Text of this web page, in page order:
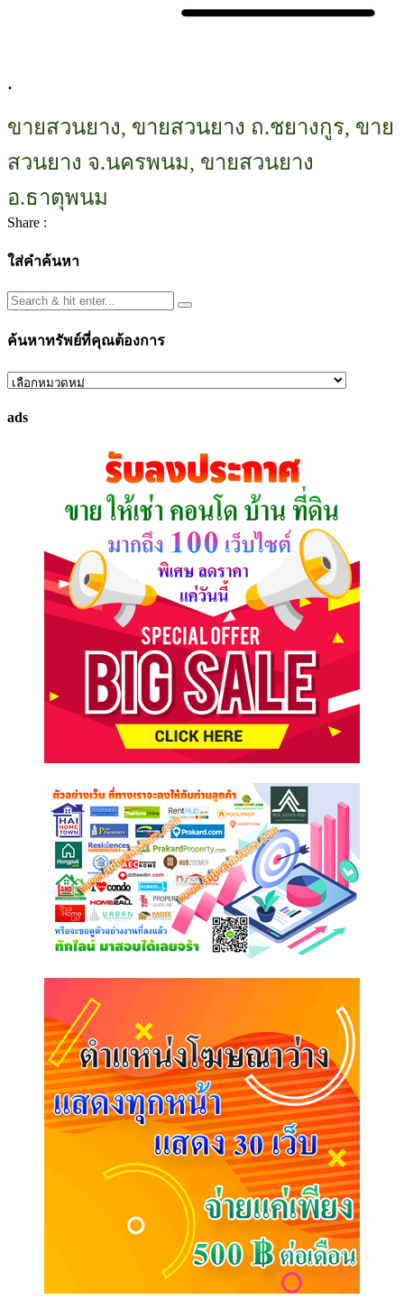
.
ขายสวนยาง, ขายสวนยาง ถ.ชยางกูร, ขาย
สวนยาง จ.นครพนม, ขายสวนยาง
อ.ธาตุพนม
Share :
ใส่คำค้นหา
ค้นหาทรัพย์ที่คุณต้องการ
ค้นหา
ที่
ads